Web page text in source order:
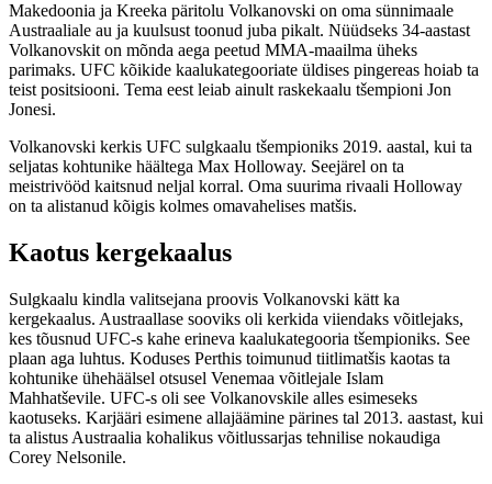
Makedoonia ja Kreeka päritolu Volkanovski on oma sünnimaale
Austraaliale au ja kuulsust toonud juba pikalt. Nüüdseks 34-aastast
Volkanovskit on mõnda aega peetud MMA-maailma üheks
parimaks. UFC kõikide kaalukategooriate üldises pingereas hoiab ta
teist positsiooni. Tema eest leiab ainult raskekaalu tšempioni Jon
Jonesi.
Volkanovski kerkis UFC sulgkaalu tšempioniks 2019. aastal, kui ta
seljatas kohtunike häältega Max Holloway. Seejärel on ta
meistrivööd kaitsnud neljal korral. Oma suurima rivaali Holloway
on ta alistanud kõigis kolmes omavahelises matšis.
Kaotus kergekaalus
Sulgkaalu kindla valitsejana proovis Volkanovski kätt ka
kergekaalus. Austraallase sooviks oli kerkida viiendaks võitlejaks,
kes tõusnud UFC-s kahe erineva kaalukategooria tšempioniks. See
plaan aga luhtus. Koduses Perthis toimunud tiitlimatšis kaotas ta
kohtunike ühehäälsel otsusel Venemaa võitlejale Islam
Mahhatševile. UFC-s oli see Volkanovskile alles esimeseks
kaotuseks. Karjääri esimene allajäämine pärines tal 2013. aastast, kui
ta alistus Austraalia kohalikus võitlussarjas tehnilise nokaudiga
Corey Nelsonile.